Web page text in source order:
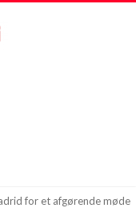
for et afgørende møde